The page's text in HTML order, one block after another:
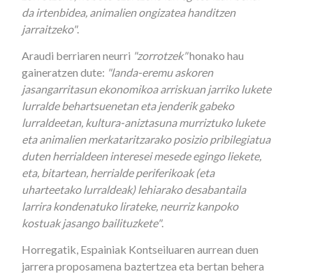
da irtenbidea, animalien ongizatea handitzen
jarraitzeko".
Araudi berriaren neurri "zorrotzek"honako hau
gaineratzen dute: "landa-eremu askoren
jasangarritasun ekonomikoa arriskuan jarriko lukete
lurralde behartsuenetan eta jenderik gabeko
lurraldeetan, kultura-aniztasuna murriztuko lukete
eta animalien merkataritzarako posizio pribilegiatua
duten herrialdeen interesei mesede egingo liekete,
eta, bitartean, herrialde periferikoak (eta
uharteetako lurraldeak) lehiarako desabantaila
larrira kondenatuko lirateke, neurriz kanpoko
kostuak jasango bailituzkete".
Horregatik, Espainiak Kontseiluaren aurrean duen
jarrera proposamena baztertzea eta bertan behera